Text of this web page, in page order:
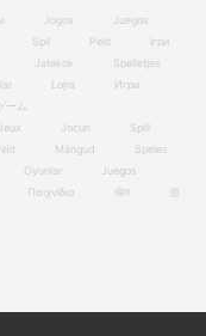
Jogos
Juegos
Spil Pelit
Ігри
Jatekok
Spelletjes
Lojra
Игри
ーム
Jeux Jocuri
Spill
Mängud
Speles
Oyunlar
Juegos
Παιχνίδια खेल
游